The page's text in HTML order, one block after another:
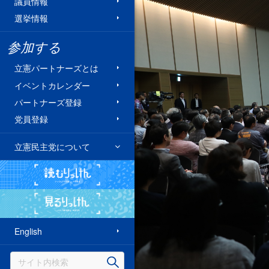
選挙情報
参加する
立憲パートナーズとは
イベントカレンダー
パートナーズ登録
党員登録
立憲民主党について
読むりっけん
見るりっけん
English